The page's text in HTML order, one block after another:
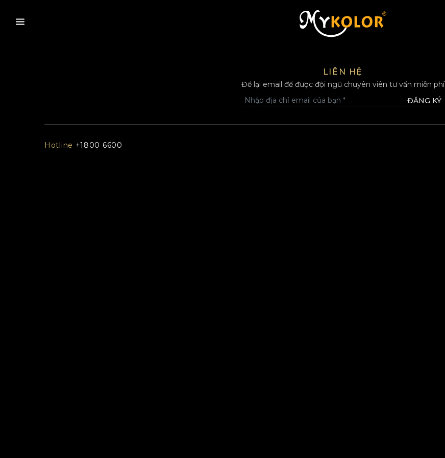
MYKOLOR
LIÊN HỆ
Để lại email để được đội ngũ chuyên viên tư vấn miễn phí
ĐĂNG KÝ
Hotline +1800 6600